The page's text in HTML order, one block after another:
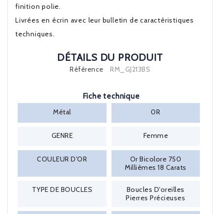
finition polie.
Livrées en écrin avec leur bulletin de caractéristiques
techniques.
DÉTAILS DU PRODUIT
Référence RM_GJ213BS
Fiche technique
Métal
0R
GENRE Femme
COULEUR D'OR
Or Bicolore 750
Millièmes 18 Carats
TYPE DE BOUCLES
Boucles D'oreilles
Pierres Précieuses